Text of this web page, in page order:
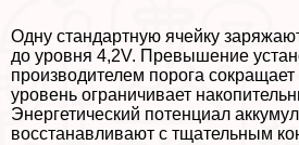
Одну стандартную ячейку
до уровня 4,2V. Превышение
производителем порога
уровень ограничивает
Энергетический потенциал
восстанавливают с тщательным